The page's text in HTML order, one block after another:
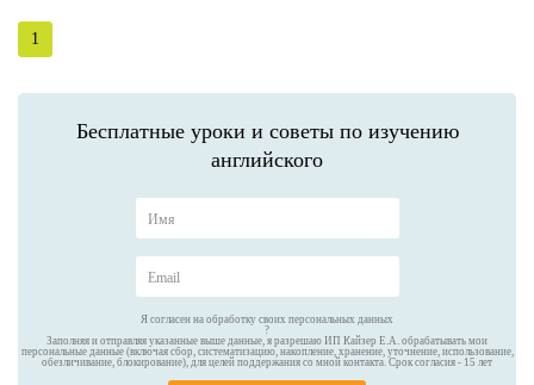
1
Бесплатные уроки и советы по изучению
английского
Я согласен на обработку своих персональных данных
?
Заполняя и отправляя указанные выше данные, я разрешаю ИП Кайзер Е.А. обрабатывать мои
персональные данные (включая сбор, систематизацию, накопление, хранение, уточнение, использование,
обезличивание, блокирование), для целей поддержания со мной контакта. Срок согласия - 15 лет